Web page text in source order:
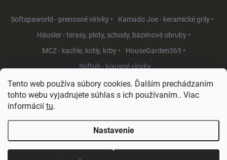
Tento web používa súbory cookies. Ďalším prechádzaním
tohto webu vyjadrujete súhlas s ich používaním.. Viac
informácií tu.
Nastavenie
Softspaworld - prenosné vírivky •
Kamado Joe - keramické grily •
Häusler - terasy, ploty, schody, bazénové obruby •
MCZ - kachle, kotly, krby •
HouseGarden365 •
Softub - luxusné vírivky
Copyright 2026HouseGarden.sk. Všetky práva vyhradené.Upraviť